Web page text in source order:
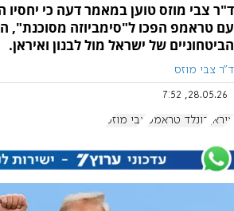
ד"ר צבי מוזס טוען במאמר דעה כי יחסיו
עם טראמפ הפכו ל"סימביוזה מסוכנת",
הביטחוניים של ישראל מול לבנון ואיראן.
ד"ר צבי מוזס
28.05.26, 7:52
איראן דונלד טראמפ צבי מוזס